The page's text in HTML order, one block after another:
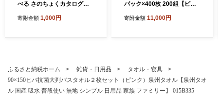
べる さのちょくカタログ
佐野市 ふるさとギフト 4000
寄附金額 1,000円
パック×400枚 200組【ピュ
急上昇 まとめ買い 日用品 常
寄附金額 11,000円
ふるさと納税ホーム 雑貨・日用品
タオル・寝具
90×150ヒバ抗菌大判バスタオル２枚セット（ピンク）泉州タオル【泉州タオ
ル 国産 吸水 普段使い 無地 シンプル 日用品 家族 ファミリー】 015B335